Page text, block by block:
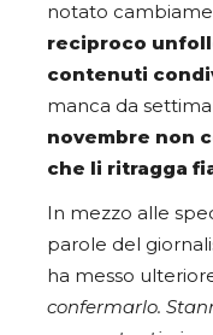
notato
reciproco
contenuti
manca da
novembre non
che li ritragga
In mezzo alle
parole del
ha messo
confermarlo.